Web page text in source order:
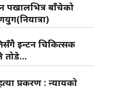
पर्खालभित्र बाँचेको
इन्टर्न चिकित्सक
तोडे...
प्रकरण : न्यायको